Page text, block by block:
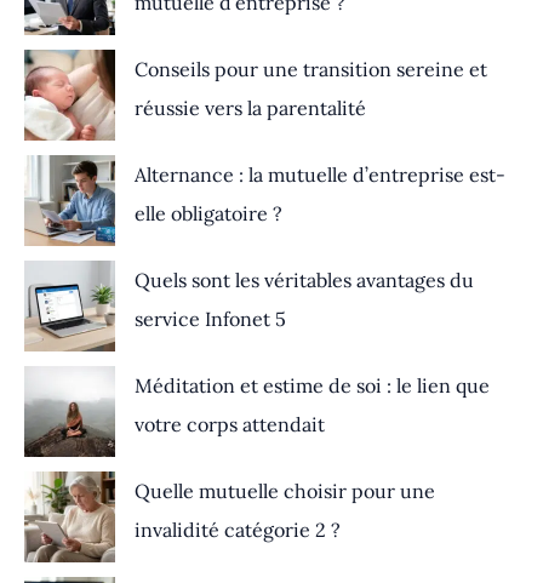
Conseils pour une transition sereine et
réussie vers la parentalité
Alternance : la mutuelle d’entreprise est-
elle obligatoire ?
Quels sont les véritables avantages du
service Infonet 5
Méditation et estime de soi : le lien que
votre corps attendait
Quelle mutuelle choisir pour une
invalidité catégorie 2 ?